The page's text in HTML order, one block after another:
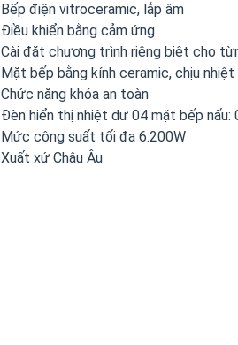
Bếp điện vitroceramic, lắp âm
Điều khiển bằng cảm ứng
Cài đặt chương trình riêng biệt cho
Mặt bếp bằng kính ceramic, chịu nhiệt
Chức năng khóa an toàn
Đèn hiển thị nhiệt dư 04 mặt bếp
Mức công suất tối đa 6.200W
Xuất xứ Châu Âu